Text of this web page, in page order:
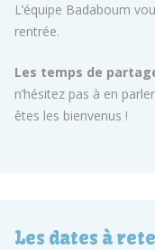
L’équipe Badaboum
rentrée.
Les temps de
n’hésitez pas à en
êtes les bienvenus !
Les dates à